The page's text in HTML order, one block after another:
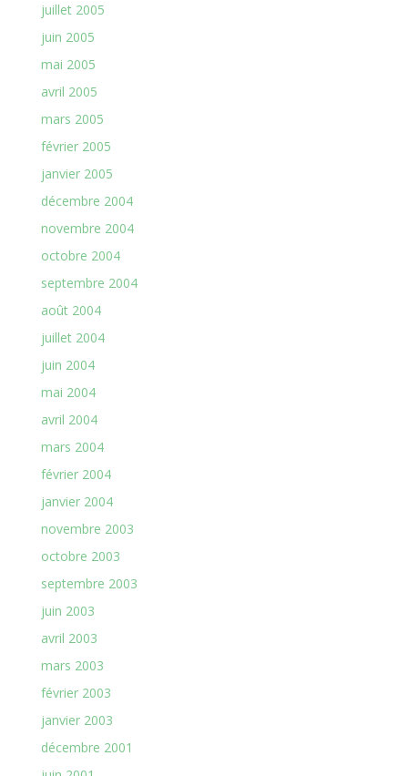
juillet 2005
juin 2005
mai 2005
avril 2005
mars 2005
février 2005
janvier 2005
décembre 2004
novembre 2004
octobre 2004
septembre 2004
août 2004
juillet 2004
juin 2004
mai 2004
avril 2004
mars 2004
février 2004
janvier 2004
novembre 2003
octobre 2003
septembre 2003
juin 2003
avril 2003
mars 2003
février 2003
janvier 2003
décembre 2001